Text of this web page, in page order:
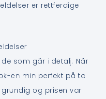
er rettferdige
som går i detalj. Når
en min perfekt på to
og prisen var